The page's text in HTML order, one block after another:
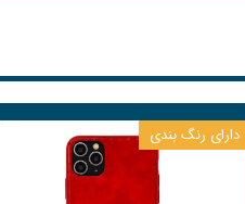
دارای رنگ بندی